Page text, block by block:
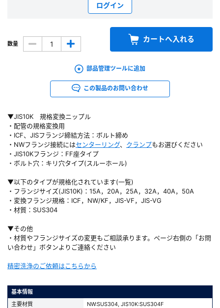
▼JIS10K 規格変換ニップル
・配管の規格変換用
・ICF、JISフランジ締結方法：ボルト締め
・NWフランジ接続にはセンターリング、 クランプもお選びください
・JIS10Kフランジ：FF座タイプ
・ボルト穴：キリ穴タイプ(スルーホール)
▼以下のタイプが規格化されています(一覧)
・フランジサイズ(JIS10K)：15A，20A，25A，32A，40A，50A
・変換フランジ規格：ICF，NW/KF，JIS-VF，JIS-VG
・材質：SUS304
▼その他
・材質やフランジサイズの変更もご相談承ります。ページ右側の「お問
い合わせ」ボタンよりご連絡ください
精密洗浄のご依頼はこちらから
基本情報
主要材質
NW:SUS304, JIS10K:SUS304F
ログイン
数量 カートへ入れる
部品管理ツールに追加
この製品のお問い合わせ